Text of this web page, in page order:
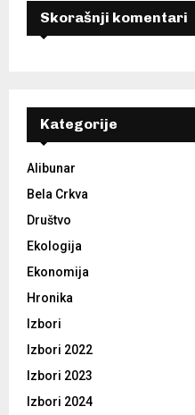
Skorašnji komentari
Kategorije
Alibunar
Bela Crkva
Društvo
Ekologija
Ekonomija
Hronika
Izbori
Izbori 2022
Izbori 2023
Izbori 2024